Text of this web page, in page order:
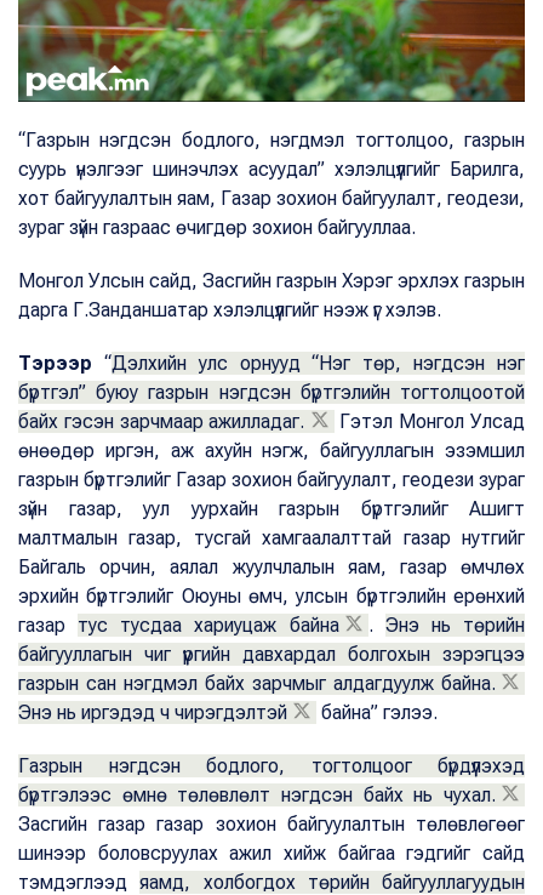
“Газрын нэгдсэн бодлого, нэгдмэл тогтолцоо, газрын
суурь үнэлгээг шинэчлэх асуудал” хэлэлцүүлгийг Барилга,
хот байгуулалтын яам, Газар зохион байгуулалт, геодези,
зураг зүйн газраас өчигдөр зохион байгууллаа.
Монгол Улсын сайд, Засгийн газрын Хэрэг эрхлэх газрын
дарга Г.Занданшатар хэлэлцүүлгийг нээж үг хэлэв.
Тэрээр “Дэлхийн улс орнууд “Нэг төр, нэгдсэн нэг
бүртгэл” буюу газрын нэгдсэн бүртгэлийн тогтолцоотой
байх гэсэн зарчмаар ажилладаг.
Гэтэл Монгол Улсад
өнөөдөр иргэн, аж ахуйн нэгж, байгууллагын эзэмшил
газрын бүртгэлийг Газар зохион байгуулалт, геодези зураг
зүйн газар, уул уурхайн газрын бүртгэлийг Ашигт
малтмалын газар, тусгай хамгаалалттай газар нутгийг
Байгаль орчин, аялал жуулчлалын яам, газар өмчлөх
эрхийн бүртгэлийг Оюуны өмч, улсын бүртгэлийн ерөнхий
газар тус тусдаа хариуцаж байна . Энэ нь төрийн
байгууллагын чиг үүргийн давхардал болгохын зэрэгцээ
газрын сан нэгдмэл байх зарчмыг алдагдуулж байна.
Энэ нь иргэдэд ч чирэгдэлтэй
байна” гэлээ.
Газрын нэгдсэн бодлого, тогтолцоог бүрдүүлэхэд
бүртгэлээс өмнө төлөвлөлт нэгдсэн байх нь чухал.
Засгийн газар газар зохион байгуулалтын төлөвлөгөөг
шинээр боловсруулах ажил хийж байгаа гэдгийг сайд
тэмдэглээдяамд, холбогдох төрийн байгууллагуудын